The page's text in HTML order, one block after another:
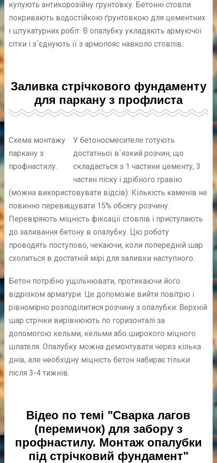
купують антикорозійну грунтовку. Бетонні стовпи
покривають водостійкою ґрунтовкою для цементних
і штукатурних робіт. В опалубку укладають армуючої
сітки і з`єднують її з армопояс навколо стовпів.
Заливка стрічкового фундаменту
для паркану з профлиста
Схема монтажу
паркану з
профнастилу.
У бетоносмесителе готують
достатньої в`язкий розчин, що
складається з 1 частини цементу, 3
частин піску і дрібного гравію
(можна використовувати відсів). Кількість каменів не
повинно перевищувати 15% обсягу розчину.
Перевіряють міцність фіксації стовпів і приступають
до заливання бетону в опалубку. Цю роботу
проводять поступово, чекаючи, коли попередній шар
схопиться в достатній мірі для заливки наступного.
Бетон потрібно ущільнювати, протикаючи його
відрізком арматури. Це допоможе вийти повітрю і
рівномірно розподілитися розчину з опалубки. Верхній
шар стрічки вирівнюють по горизонталі за
допомогою кельми, кельми або широкого міцного
шпателя. Опалубку можна демонтувати через кілька
днів, але необхідну міцність бетон набирає тільки
після 3-4 тижнів.
Відео по темі "Сварка лагов
(перемичок) для забору з
профнастилу. Монтаж опалубки
під стрічковий фундамент"